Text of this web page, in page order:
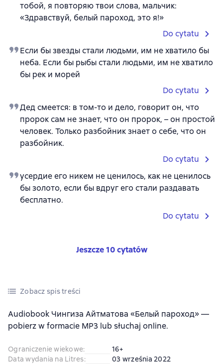
тобой, я повторяю твои слова, мальчик:
«Здравствуй, белый пароход, это я!»
Do cytatu
Если бы звезды стали людьми, им не хватило бы
неба. Если бы рыбы стали людьми, им не хватило
бы рек и морей
Do cytatu
Дед смеется: в том-то и дело, говорит он, что
пророк сам не знает, что он пророк, – он простой
человек. Только разбойник знает о себе, что он
разбойник.
Do cytatu
усердие его никем не ценилось, как не ценилось
бы золото, если бы вдруг его стали раздавать
бесплатно.
Do cytatu
Jeszcze 10 cytatów
Zobacz spis treści
Audiobook Чингиза Айтматова «Белый пароход» —
pobierz w formacie MP3 lub słuchaj online.
Ograniczenie wiekowe:
16+
Data wydania na Litres:
03 września 2022